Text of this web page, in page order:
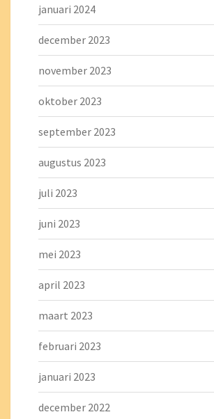
januari 2024
december 2023
november 2023
oktober 2023
september 2023
augustus 2023
juli 2023
juni 2023
mei 2023
april 2023
maart 2023
februari 2023
januari 2023
december 2022